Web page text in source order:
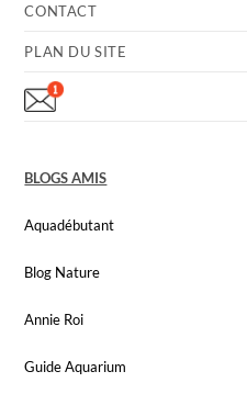
CONTACT
PLAN DU SITE
BLOGS AMIS
Aquadébutant
Blog Nature
Annie Roi
Guide Aquarium